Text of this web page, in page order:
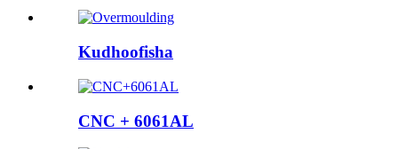
Kudhoofisha
CNC + 6061AL